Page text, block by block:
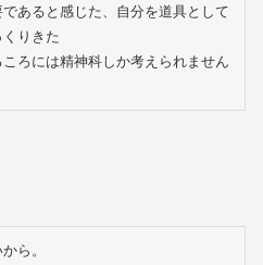
あると感じた、自分を道具として
りきた
ろには精神科しか考えられません
ら。